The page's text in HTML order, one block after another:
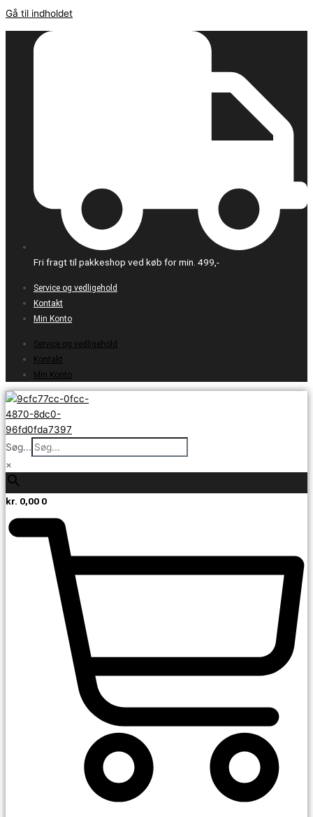
Gå til indholdet
Fri fragt til pakkeshop ved køb for min. 499,-
Service og vedligehold
Kontakt
Min Konto
Service og vedligehold
Kontakt
Min Konto
Søg...
×
kr. 0,00 0